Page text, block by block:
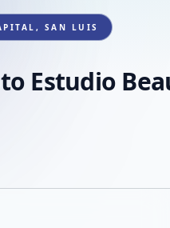
SAN LUIS
Estudio